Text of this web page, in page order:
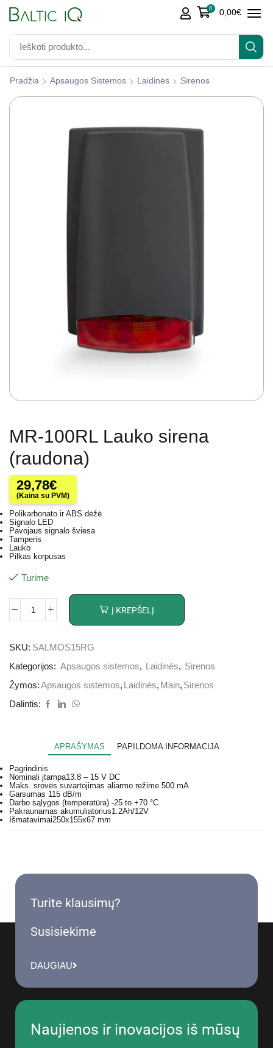
0 0,00€
Pradžia Apsaugos Sistemos Laidinės Sirenos
MR-100RL Lauko sirena
(raudona)
29,78€
(Kaina su PVM)
Polikarbonato ir ABS dėžė
Signalo LED
Pavojaus signalo šviesa
Tamperis
Lauko
Pilkas korpusas
Turime
Į KREPŠELĮ
SKU: SALMOS15RG
Kategorijos: Apsaugos sistemos, Laidinės, Sirenos
Žymos:Apsaugos sistemos, Laidinės, Main, Sirenos
Dalintis:
APRAŠYMAS PAPILDOMA INFORMACIJA
Pagrindinis
Nominali įtampa13.8 – 15 V DC
Maks. srovės suvartojimas aliarmo režime 500 mA
Garsumas 115 dB/m
Darbo sąlygos (temperatūra) -25 to +70 °C
Pakraunamas akumuliatorius1.2Ah/12V
Išmatavimai250x155x67 mm
Turite klausimų?
Susisiekime
DAUGIAU
Naujienos ir inovacijos iš mūsų